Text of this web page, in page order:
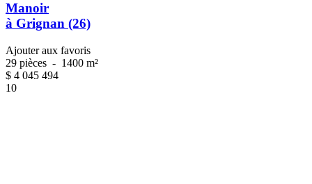
Manoir
à Grignan (26)
Ajouter aux favoris
29 pièces - 1400 m²
$ 4 045 494
10